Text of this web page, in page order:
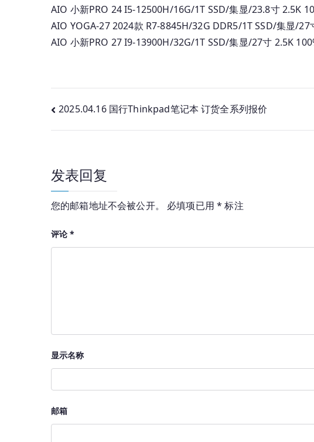
AIO 小新PRO 24 I5-12500H/16G/1T SSD/集显/23.8寸 2.5K
AIO YOGA-27 2024款 R7-8845H/32G DDR5/1T SSD/集显/
AIO 小新PRO 27 I9-13900H/32G/1T SSD/集显/27寸 2.5K
文
章
航
2025.04.16 国行Thinkpad笔记本 订货全系列报价
发表回复
您的邮箱地址不会被公开。 必填项已用* 标注
评论*
显示名称
邮箱